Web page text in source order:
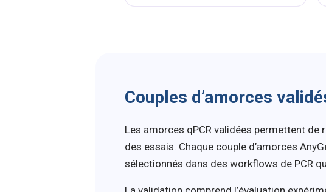
Couples d’amorces
Les amorces qPCR validées permettent de
des essais. Chaque couple d’amorces
sélectionnés dans des workflows de PCR